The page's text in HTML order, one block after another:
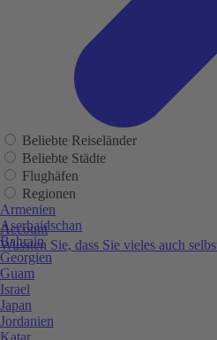
Account
Wussten Sie, dass Sie vieles auch
Beliebte Reiseländer
Beliebte Städte
Flughäfen
Regionen
Armenien
Aserbaidschan
Bahrain
Georgien
Guam
Israel
Japan
Jordanien
Katar